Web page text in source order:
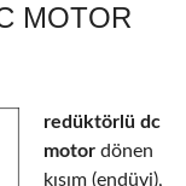
MOTOR
redüktörlü dc
motor dönen
kısım (endüvi),